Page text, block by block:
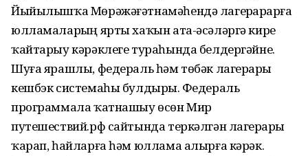
Йыйылышҡа Мөрәжәғәтнамәһендә лагерҙарҙарға
юлламаларҙың ярты хаҡын ата-әсәләргә кире
ҡайтарыу кәрәклеге тураһында белдергәйне.
Шуға ярашлы, федераль һәм төбәк лагерҙары
кешбэк системаһы булдырҙы. Федераль
программала ҡатнашыу өсөн Мир
путешествий.рф сайтында теркәлгән лагерҙарҙы
ҡарап, һайларға һәм юллама алырға кәрәк.